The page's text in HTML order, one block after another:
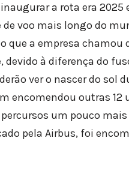
a rota era
de voo mais longo do
a empresa chamou
devido à diferença do
ver o nascer do sol
encomendou outras 12
um pouco
pela Airbus, foi